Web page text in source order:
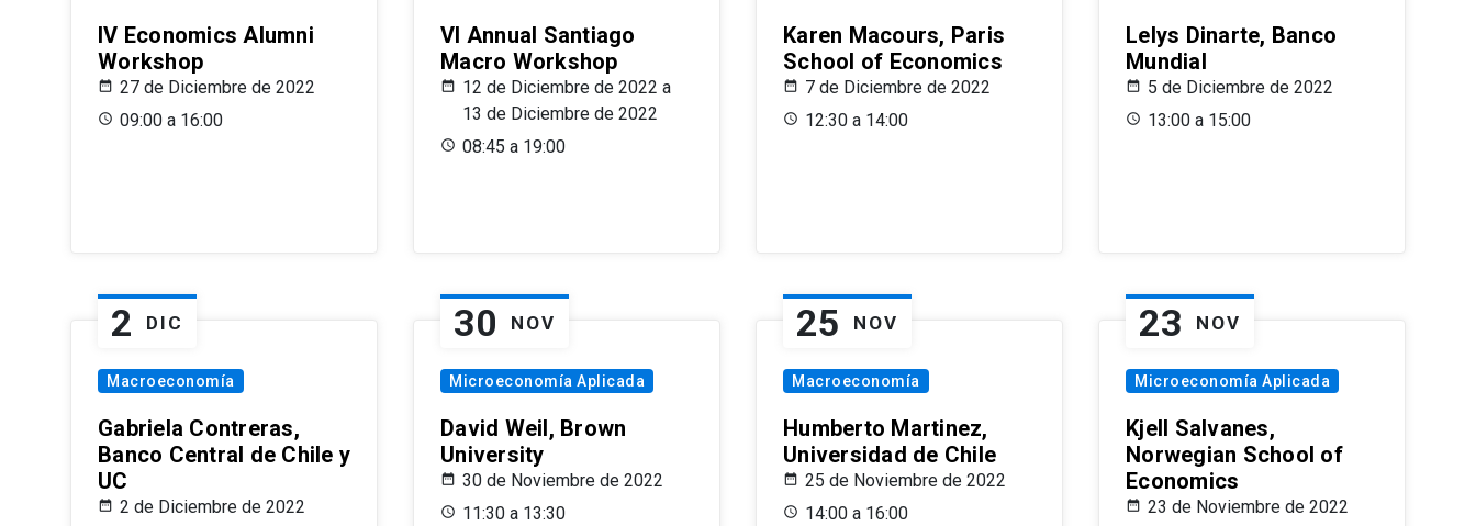
IV Economics Alumni
Workshop
27 de Diciembre de 2022
09:00 a 16:00
VI Annual Santiago
Macro Workshop
12 de Diciembre de 2022 a
13 de Diciembre de 2022
08:45 a 19:00
Karen Macours, Paris
School of Economics
7 de Diciembre de 2022
12:30 a 14:00
Lelys Dinarte, Banco
Mundial
5 de Diciembre de 2022
13:00 a 15:00
2 DIC
Macroeconomía
Gabriela Contreras,
Banco Central de Chile y
UC
2 de Diciembre de 2022
30 NOV
Microeconomía Aplicada
David Weil, Brown
University
30 de Noviembre de 2022
11:30 a 13:30
25 NOV
Macroeconomía
Humberto Martinez,
Universidad de Chile
25 de Noviembre de 2022
14:00 a 16:00
23 NOV
Microeconomía Aplicada
Kjell Salvanes,
Norwegian School of
Economics
23 de Noviembre de 2022